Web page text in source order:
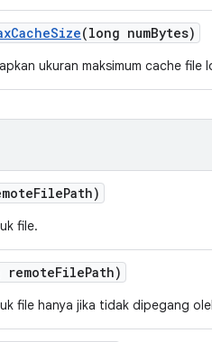
CacheSize(long numBytes)
ukuran maksimum cache file
FilePath)
file.
FilePath)
file hanya jika tidak dipegang